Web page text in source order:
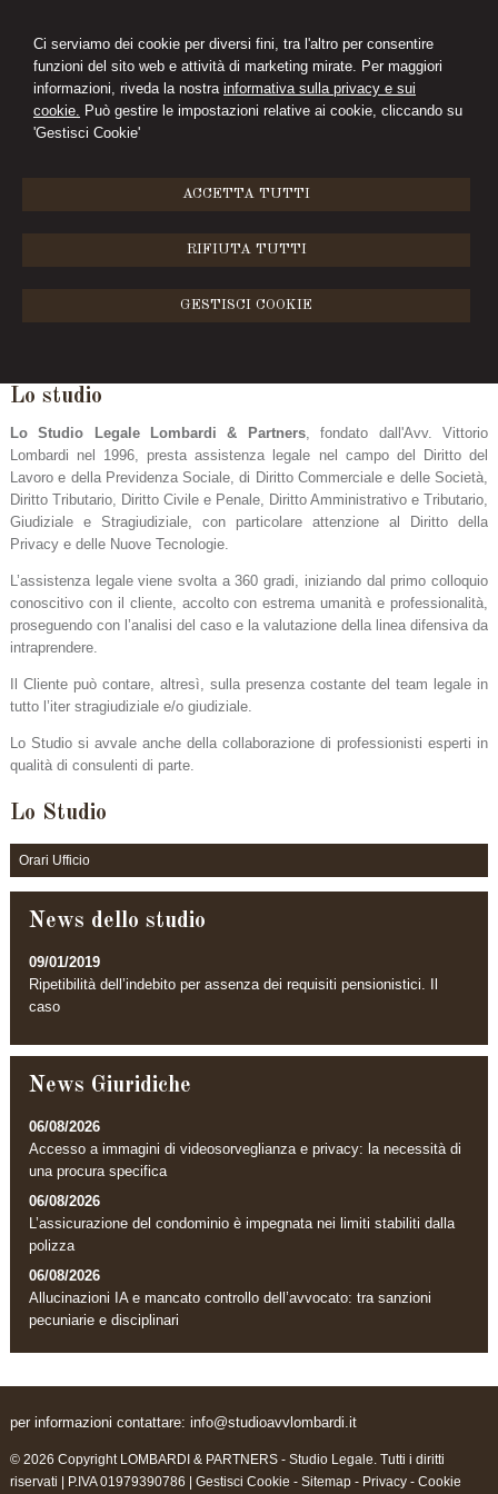
Ci serviamo dei cookie per diversi fini, tra l'altro per consentire
funzioni del sito web e attività di marketing mirate. Per maggiori
informazioni, riveda la nostra informativa sulla privacy e sui
cookie. Può gestire le impostazioni relative ai cookie, cliccando su
'Gestisci Cookie'
ACCETTA TUTTI
RIFIUTA TUTTI
GESTISCI COOKIE
Lo studio
Lo Studio Legale Lombardi & Partners, fondato dall'Avv. Vittorio
Lombardi nel 1996, presta assistenza legale nel campo del Diritto del
Lavoro e della Previdenza Sociale, di Diritto Commerciale e delle Società,
Diritto Tributario, Diritto Civile e Penale, Diritto Amministrativo e Tributario,
Giudiziale e Stragiudiziale, con particolare attenzione al Diritto della
Privacy e delle Nuove Tecnologie.
L’assistenza legale viene svolta a 360 gradi, iniziando dal primo colloquio
conoscitivo con il cliente, accolto con estrema umanità e professionalità,
proseguendo con l’analisi del caso e la valutazione della linea difensiva da
intraprendere.
Il Cliente può contare, altresì, sulla presenza costante del team legale in
tutto l’iter stragiudiziale e/o giudiziale.
Lo Studio si avvale anche della collaborazione di professionisti esperti in
qualità di consulenti di parte.
Lo Studio
Orari Ufficio
News dello studio
09/01/2019
Ripetibilità dell’indebito per assenza dei requisiti pensionistici. Il
caso
News Giuridiche
06/08/2026
Accesso a immagini di videosorveglianza e privacy: la necessità di
una procura specifica
06/08/2026
L’assicurazione del condominio è impegnata nei limiti stabiliti dalla
polizza
06/08/2026
Allucinazioni IA e mancato controllo dell’avvocato: tra sanzioni
pecuniarie e disciplinari
per informazioni contattare: info@studioavvlombardi.it
© 2026 Copyright LOMBARDI & PARTNERS - Studio Legale. Tutti i diritti
riservati | P.IVA 01979390786 | Gestisci Cookie - Sitemap- Privacy- Cookie